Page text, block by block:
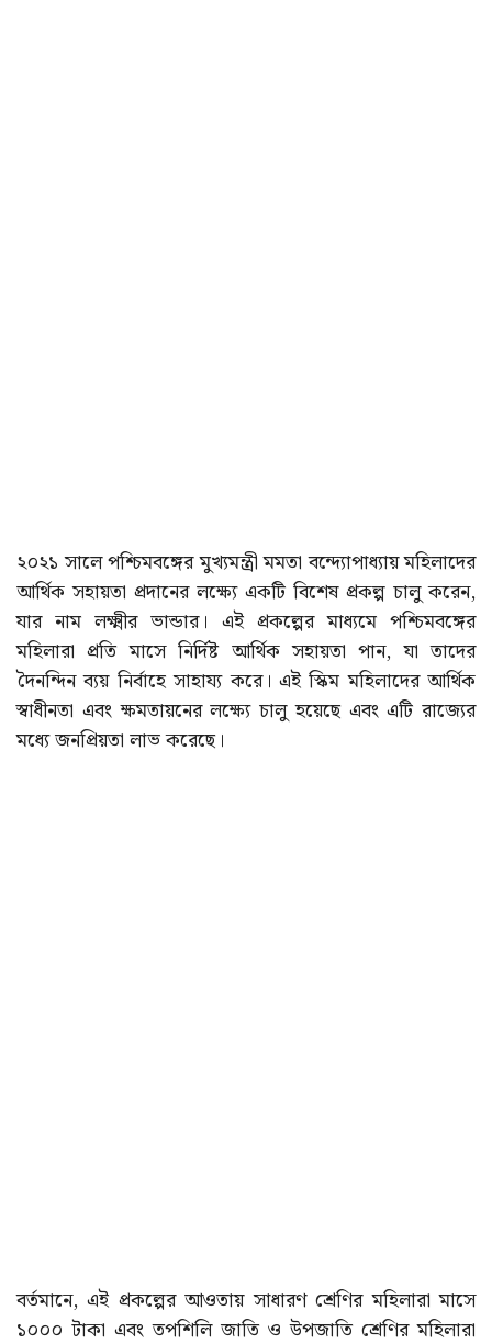
২০২১ সালে পশ্চিমবঙ্গের মুখ্যমন্ত্রী মমতা বন্দ্যোপাধ্যায় মহিলাদের
আর্থিক সহায়তা প্রদানের লক্ষ্যে একটি বিশেষ প্রকল্প চালু করেন,
যার নাম লক্ষ্মীর ভান্ডার। এই প্রকল্পের মাধ্যমে পশ্চিমবঙ্গের
মহিলারা প্রতি মাসে নির্দিষ্ট আর্থিক সহায়তা পান, যা তাদের
দৈনন্দিন ব্যয় নির্বাহে সাহায্য করে। এই স্কিম মহিলাদের আর্থিক
স্বাধীনতা এবং ক্ষমতায়নের লক্ষ্যে চালু হয়েছে এবং এটি রাজ্যের
মধ্যে জনপ্রিয়তা লাভ করেছে।
বর্তমানে, এই প্রকল্পের আওতায় সাধারণ শ্রেণির মহিলারা মাসে
১০০০ টাকা এবং তপশিলি জাতি ও উপজাতি শ্রেণির মহিলারা